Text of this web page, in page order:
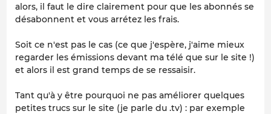
alors, il faut le dire clairement pour que les abonnés se
désabonnent et vous arrétez les frais.
Soit ce n'est pas le cas (ce que j'espère, j'aime mieux
regarder les émissions devant ma télé que sur le site !)
et alors il est grand temps de se ressaisir.
Tant qu'à y être pourquoi ne pas améliorer quelques
petites trucs sur le site (je parle du .tv) : par exemple